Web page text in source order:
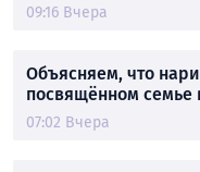
09:16 Вчера
Объясняем, что
посвящённом семье
07:02 Вчера